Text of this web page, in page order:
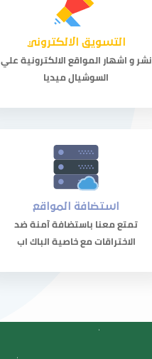
التسويق الالكتروني
نشر و اشهار المواقع الالكترونية علي
السوشيال ميديا
استضافة المواقع
تمتع معنا باستضافة آمنة ضد
الاختراقات مع خاصية الباك اب